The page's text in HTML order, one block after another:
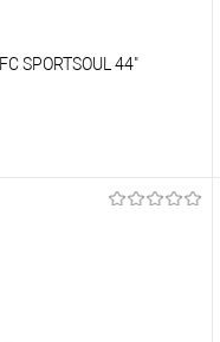
SPORTSOUL 44"